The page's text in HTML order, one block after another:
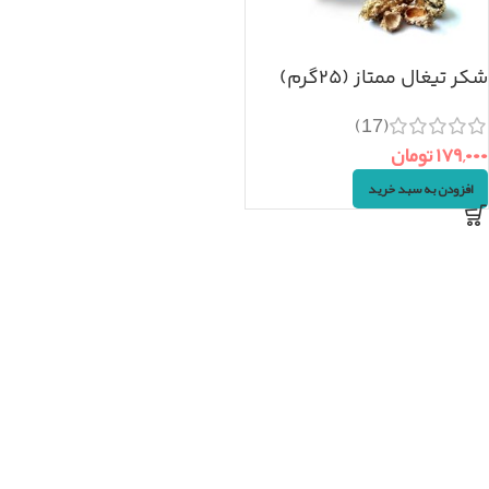
شکر تیغال ممتاز (۲۵گرم)
(17)
۱۷۹,۰۰۰تومان
افزودن به سبد خرید